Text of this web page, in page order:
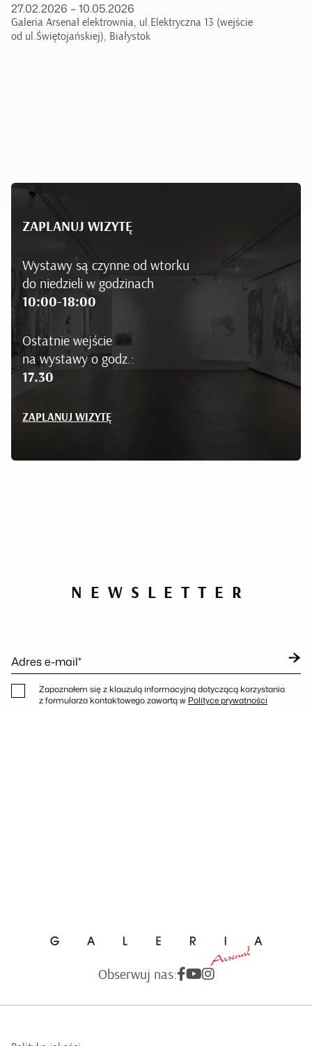
27.02.2026 – 10.05.2026
Galeria Arsenał elektrownia, ul.Elektryczna 13 (wejście
od ul.Świętojańskiej), Białystok
ZAPLANUJ WIZYTĘ
Wystawy są czynne od wtorku
do niedzieli w godzinach
10:00-18:00
Ostatnie wejście
na wystawy o godz.:
17.30
ZAPLANUJ WIZYTĘ
NEWSLETTER
Adres e-mail*
Zapoznałem się z klauzulą informacyjną dotyczącą korzystania
z formularza kontaktowego zawartą w Polityce prywatności
Obserwuj nas: